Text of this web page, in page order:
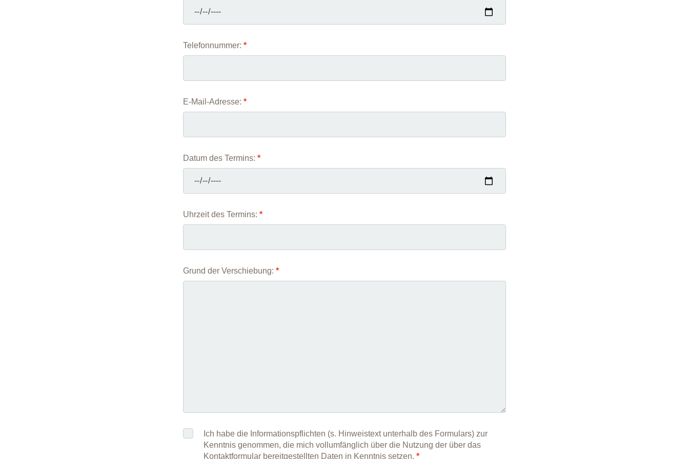
Telefonnummer: *
E-Mail-Adresse: *
Datum des Termins: *
Uhrzeit des Termins: *
Grund der Verschiebung: *
Ich habe die Informationspflichten (s. Hinweistext unterhalb des Formulars) zur
Kenntnis genommen, die mich vollumfänglich über die Nutzung der über das
Kontaktformular bereitgestellten Daten in Kenntnis setzen. *